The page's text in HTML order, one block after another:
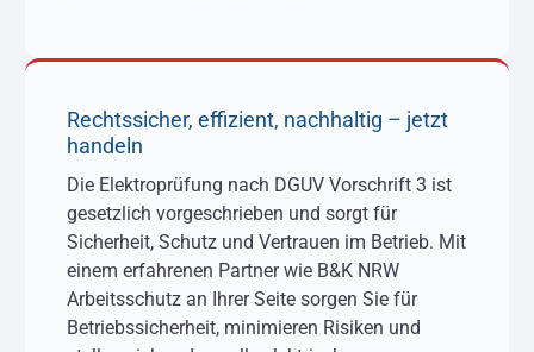
Rechtssicher, effizient, nachhaltig – jetzt
handeln
Die Elektroprüfung nach DGUV Vorschrift 3 ist
gesetzlich vorgeschrieben und sorgt für
Sicherheit, Schutz und Vertrauen im Betrieb. Mit
einem erfahrenen Partner wie B&K NRW
Arbeitsschutz an Ihrer Seite sorgen Sie für
Betriebssicherheit, minimieren Risiken und